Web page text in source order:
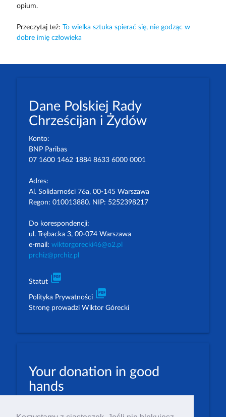
opium.
Przeczytaj też: To wielka sztuka spierać się, nie godząc w
dobre imię człowieka
Dane Polskiej Rady
Chrześcijan i Żydów
Konto:
BNP Paribas
07 1600 1462 1884 8633 6000 0001
Adres:
Al. Solidarności 76a, 00-145 Warszawa
Regon: 010013880. NIP: 5252398217
Do korespondencji:
ul. Trębacka 3, 00-074 Warszawa
e-mail: wiktorgorecki46@o2.pl
prchiz@prchiz.pl
Statut picture_as_pdf
Polityka Prywatności picture_as_pdf
Stronę prowadzi Wiktor Górecki
Your donation in good
hands